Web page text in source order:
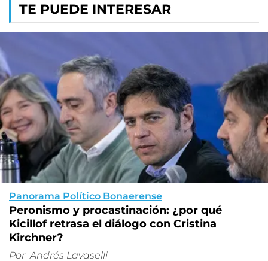
TE PUEDE INTERESAR
Panorama Político Bonaerense
Peronismo y procastinación: ¿por qué
Kicillof retrasa el diálogo con Cristina
Kirchner?
Por Andrés Lavaselli